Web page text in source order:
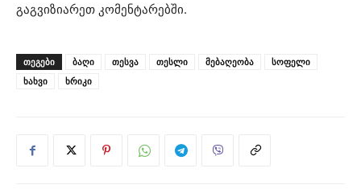
გაგვიზიარეთ კომენტარებში.
ᲗᲔᲒᲔᲑᲘ ბაღი თესვა თესლი მებაღეობა
სოფელი
ხახვი
ხრიკი